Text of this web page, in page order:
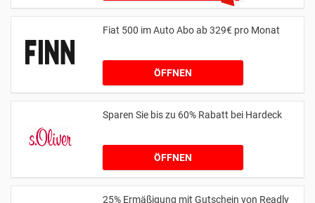
Fiat 500 im Auto Abo ab 329€ pro Monat
ÖFFNEN
Sparen Sie bis zu 60% Rabatt bei Hardeck
ÖFFNEN
25% Ermäßigung mit Gutschein von Readly